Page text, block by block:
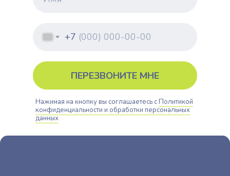
Нажимая на кнопку вы соглашаетесь с Политикой
конфиденциальности и обработки персональных
данных
+7
ПЕРЕЗВОНИТЕ МНЕ